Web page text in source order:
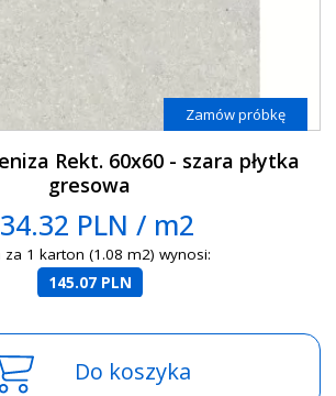
Zamów próbkę
Rekt. 60x60 - szara płytka
gresowa
PLN / m2
za 1 karton (1.08 m2) wynosi:
145.07 PLN
Do koszyka